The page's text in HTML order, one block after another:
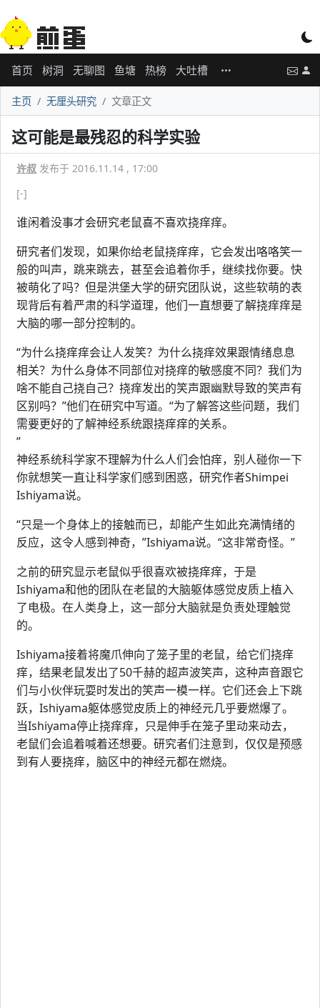
首页 树洞 无聊图 鱼塘 热榜 大吐槽
主页 无厘头研究 文章正文
这可能是最残忍的科学实验
许叔 发布于 2016.11.14 , 17:00
[-]
谁闲着没事才会研究老鼠喜不喜欢挠痒痒。
研究者们发现，如果你给老鼠挠痒痒，它会发出咯咯笑一
般的叫声，跳来跳去，甚至会追着你手，继续找你要。快
被萌化了吗？但是洪堡大学的研究团队说，这些软萌的表
现背后有着严肃的科学道理，他们一直想要了解挠痒痒是
大脑的哪一部分控制的。
“为什么挠痒痒会让人发笑？为什么挠痒效果跟情绪息息
相关？为什么身体不同部位对挠痒的敏感度不同？我们为
啥不能自己挠自己？挠痒发出的笑声跟幽默导致的笑声有
区别吗？”他们在研究中写道。“为了解答这些问题，我们
需要更好的了解神经系统跟挠痒痒的关系。
”
神经系统科学家不理解为什么人们会怕痒，别人碰你一下
你就想笑一直让科学家们感到困惑，研究作者Shimpei
Ishiyama说。
“只是一个身体上的接触而已，却能产生如此充满情绪的
反应，这令人感到神奇，”Ishiyama说。“这非常奇怪。”
之前的研究显示老鼠似乎很喜欢被挠痒痒，于是
Ishiyama和他的团队在老鼠的大脑躯体感觉皮质上植入
了电极。在人类身上，这一部分大脑就是负责处理触觉
的。
Ishiyama接着将魔爪伸向了笼子里的老鼠，给它们挠痒
痒，结果老鼠发出了50千赫的超声波笑声，这种声音跟它
们与小伙伴玩耍时发出的笑声一模一样。它们还会上下跳
跃，Ishiyama躯体感觉皮质上的神经元几乎要燃爆了。
当Ishiyama停止挠痒痒，只是伸手在笼子里动来动去，
老鼠们会追着喊着还想要。研究者们注意到，仅仅是预感
到有人要挠痒，脑区中的神经元都在燃烧。